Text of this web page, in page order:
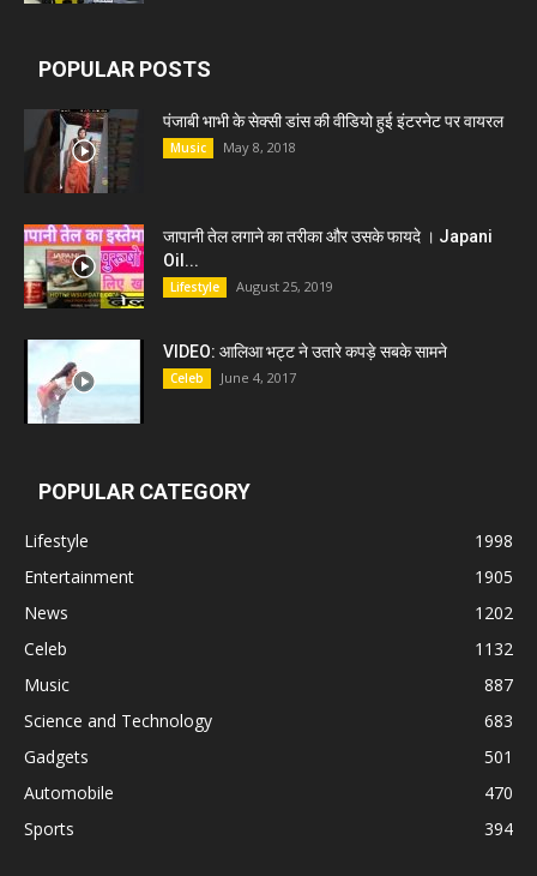
POPULAR POSTS
पंजाबी भाभी के सेक्सी डांस की वीडियो हुई इंटरनेट पर वायरल
Music May 8, 2018
जापानी तेल लगाने का तरीका और उसके फायदे । Japani
Oil...
Lifestyle August 25, 2019
VIDEO: आलिआ भट्ट ने उतारे कपड़े सबके सामने
Celeb June 4, 2017
POPULAR CATEGORY
Lifestyle
1998
Entertainment
1905
News
1202
Celeb
1132
Music
887
Science and Technology
683
Gadgets
501
Automobile
470
Sports
394